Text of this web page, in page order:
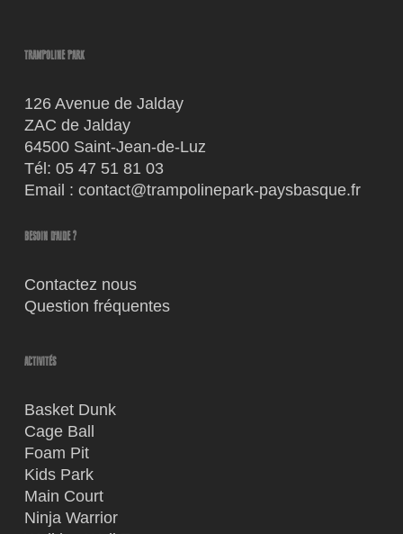
TRAMPOLINE PARK
126 Avenue de Jalday
ZAC de Jalday
64500 Saint-Jean-de-Luz
Tél: 05 47 51 81 03
Email : contact@trampolinepark-paysbasque.fr
BESOIN D'AIDE ?
Contactez nous
Question fréquentes
ACTIVITÉS
Basket Dunk
Cage Ball
Foam Pit
Kids Park
Main Court
Ninja Warrior